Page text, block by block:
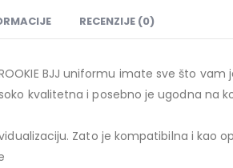
RECENZIJE (0)
BJJ uniformu imate sve što
kvalitetna i posebno je ugodna
Zato je kompatibilna i kao